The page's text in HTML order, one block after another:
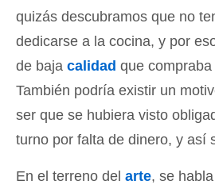
quizás descubramos que no
dedicarse a la cocina, y por
de baja calidad que
También podría existir un
ser que se hubiera visto
turno por falta de dinero, y así
En el terreno del arte, se